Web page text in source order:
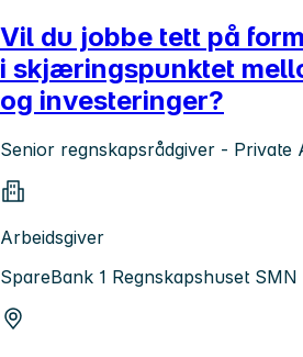
Vil du jobbe tett på
i skjæringspunktet
og investeringer?
Senior regnskapsrådgiver - Private
Arbeidsgiver
SpareBank 1 Regnskapshuset SMN